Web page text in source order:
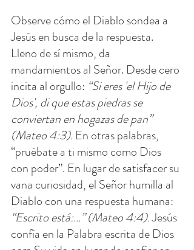
Observe cómo el Diablo sondea a
Jesús en busca de la respuesta.
Lleno de sí mismo, da
mandamientos al Señor. Desde cero
incita al orgullo: “Si eres 'el Hijo de
Dios', di que estas piedras se
conviertan en hogazas de pan”
(Mateo 4:3). En otras palabras,
“pruébate a ti mismo como Dios
con poder”. En lugar de satisfacer su
vana curiosidad, el Señor humilla al
Diablo con una respuesta humana:
“Escrito está:...” (Mateo 4:4). Jesús
confía en la Palabra escrita de Dios